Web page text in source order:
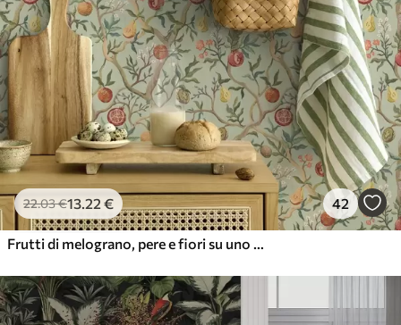
22.03€13.22 € 42
Frutti di melograno, pere e fiori su uno sfondo verde chiaro